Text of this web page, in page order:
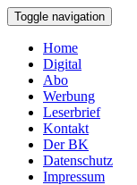
Toggle navigation
Home
Digital
Abo
Werbung
Leserbrief
Kontakt
Der BK
Datenschutz
Impressum